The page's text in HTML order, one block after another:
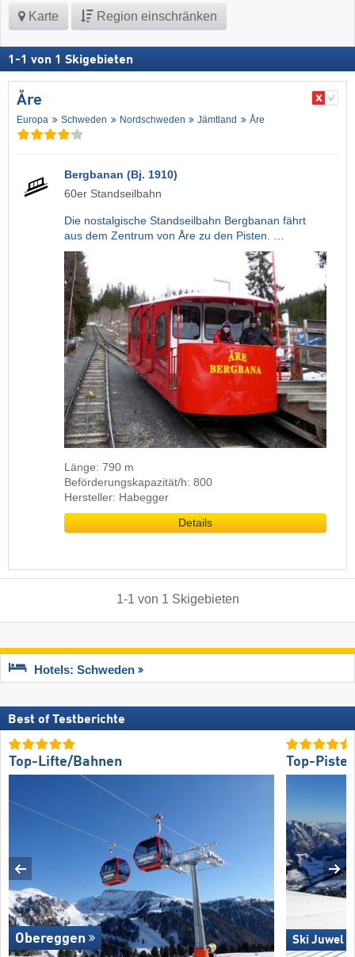
Karte Region einschränken
1 -1 von 1 Skigebieten
Åre
Europa Schweden Nordschweden Jämtland Åre
Bergbanan (Bj. 1910)
60er Standseilbahn
Die nostalgische Standseilbahn Bergbanan fährt
aus dem Zentrum von Åre zu den Pisten. …
Länge: 790 m
Beförderungskapazität/h: 800
Hersteller: Habegger
Details
1-1 von 1 Skigebieten
Hotels: Schweden
Best of Testberichte
Top-Lifte/Bahnen
Obereggen
Top-
Ski Juwel